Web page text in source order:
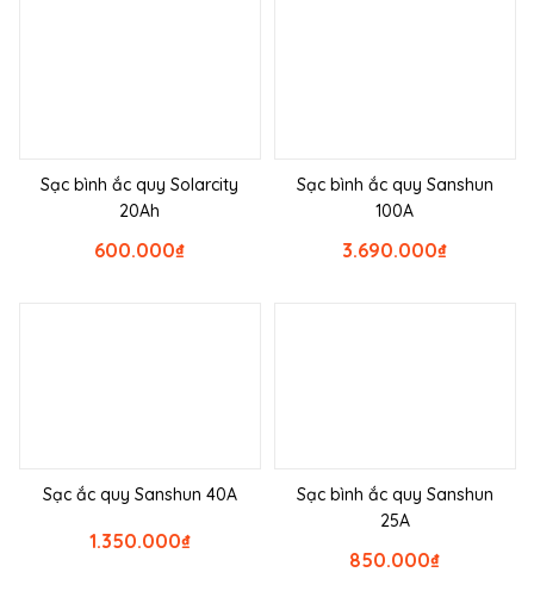
Sạc bình ắc quy Solarcity
20Ah
₫
600.000
Sạc bình ắc quy Sanshun
100A
₫
3.690.000
Sạc ắc quy Sanshun 40A
₫
1.350.000
Sạc bình ắc quy Sanshun
25A
₫
850.000